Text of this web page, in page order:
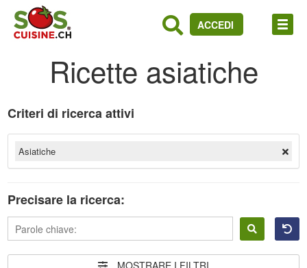
ACCEDI
Ricette asiatiche
Criteri di ricerca attivi
Asiatiche
Precisare la ricerca:
MOSTRARE I FILTRI